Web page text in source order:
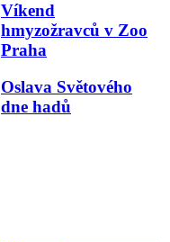
Víkend
hmyzožravců v Zoo
Praha
Oslava Světového
dne hadů